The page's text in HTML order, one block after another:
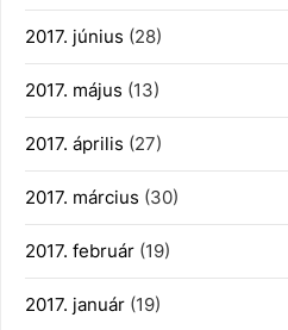
2017. június (28)
2017. május (13)
2017. április (27)
2017. március (30)
2017. február (19)
2017. január (19)